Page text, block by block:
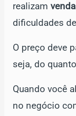
realizam
dificuldades
O preço deve
seja, do
Quando você
no negócio